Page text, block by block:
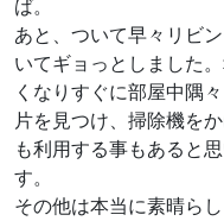
ば。
あと、ついて早々リビ
いてギョっとしました
くなりすぐに部屋中隅
片を見つけ、掃除機を
も利用する事もあると
す。
その他は本当に素晴ら